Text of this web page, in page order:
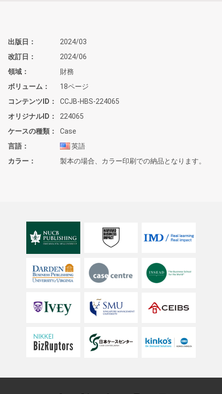
出版日
2024/03
改訂日
2024/06
領域
財務
ボリューム
18ページ
コンテンツID
CCJB-HBS-224065
オリジナルID
224065
ケースの種類
Case
言語
英語
カラー
製本の場合、カラー印刷での納品となります。